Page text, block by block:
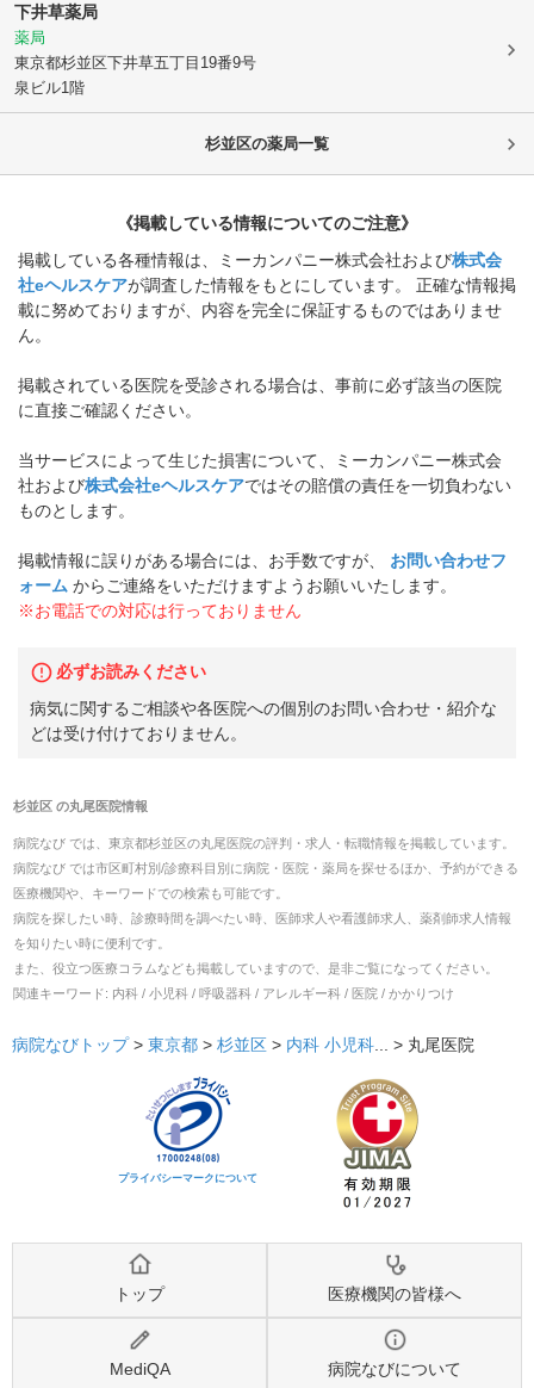
下井草薬局
薬局
東京都杉並区下井草五丁目19番9号
泉ビル1階
杉並区の薬局一覧
《掲載している情報についてのご注意》
掲載している各種情報は、ミーカンパニー株式会社および株式会
社eヘルスケアが調査した情報をもとにしています。 正確な情報掲
載に努めておりますが、内容を完全に保証するものではありませ
ん。
掲載されている医院を受診される場合は、事前に必ず該当の医院
に直接ご確認ください。
当サービスによって生じた損害について、ミーカンパニー株式会
社および株式会社eヘルスケアではその賠償の責任を一切負わない
ものとします。
掲載情報に誤りがある場合には、お手数ですが、
お問い合わせフ
ォーム からご連絡をいただけますようお願いいたします。
※お電話での対応は行っておりません
必ずお読みください
病気に関するご相談や各医院への個別のお問い合わせ・紹介な
どは受け付けておりません。
杉並区の丸尾医院情報
病院なび では、 東京都杉並区の丸尾医院の評判・求人・転職情報を掲載しています。
病院なび では市区町村別/診療科目別に病院・医院・薬局を探せるほか、予約ができる
医療機関や、キーワードでの検索も可能です。
病院を探したい時、診療時間を調べたい時、医師求人や看護師求人、薬剤師求人情報
を知りたい時に便利です。
また、役立つ医療コラムなども掲載していますので、是非ご覧になってください。
関連キーワード: 内科 / 小児科 / 呼吸器科 / アレルギー科 / 医院 / かかりつけ
病院なびトップ > 東京都 > 杉並区 > 内科 小児科... > 丸尾医院
プライバシーマークについて
トップ 医療機関の皆様へ
MediQA 病院なびについて